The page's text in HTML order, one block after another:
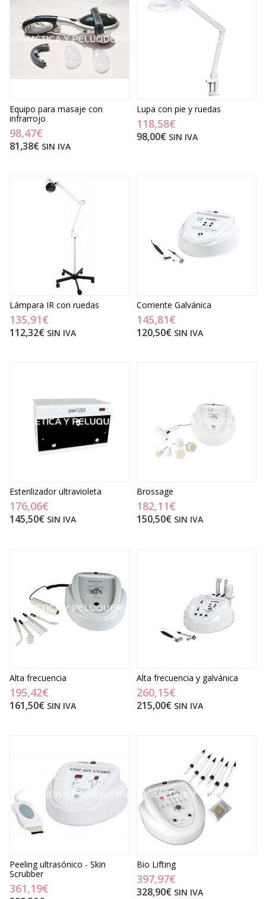
Equipo para masaje con
infrarrojo
98,47€
81,38€ SIN IVA
Lupa con pie y ruedas
118,58€
98,00€ SIN IVA
Lámpara IR con ruedas
135,91€
112,32€ SIN IVA
Corriente Galvánica
145,81€
120,50€ SIN IVA
Esterilizador ultravioleta
176,06€
145,50€ SIN IVA
Brossage
182,11€
150,50€ SIN IVA
Alta frecuencia
195,42€
161,50€ SIN IVA
Alta frecuencia y galvánica
260,15€
215,00€ SIN IVA
Peeling ultrasónico - Skin
Scrubber
361,19€
Bio Lifting
397,97€
328,90€ SIN IVA